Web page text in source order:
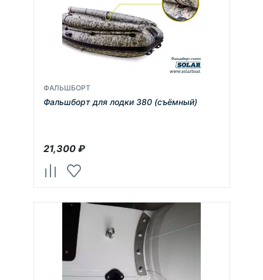
ФАЛЬШБОРТ
Фальшборт для лодки 380 (съёмный)
21,300₽